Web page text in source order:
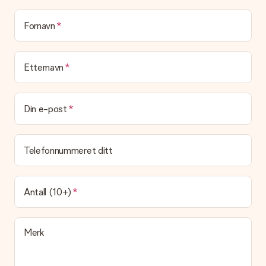
Blir gaven min pakket inn?
(Foreløpig) tilbyr vi ikke denne tjenesten. Vi leverer våre gaver
Leveringstid, leveringsalternativer og frakt
Kan jeg velge en leveringsdato?
Det er ikke mulig å velge en bestemt leveringsdato.
Leveringstiden er indikert på produktsiden til gaven. Du kan
stole på at vår operatør leverer gaven din denne dagen.
Hvilke leveringsalternativer kan jeg velge mellom?
For tiden er det ikke mulig å velge et leveringsalternativ.
Gaven du bestiller sendes enten som en pakke eller som
postbokslevering. Vil du vite hvilket alternativ bestillingen din
faller inn under? Ta kontakt med vår kundeservice.
Fornavn
Etternavn
Din e-post
Telefonnummeret ditt
Antall (10+)
Merk